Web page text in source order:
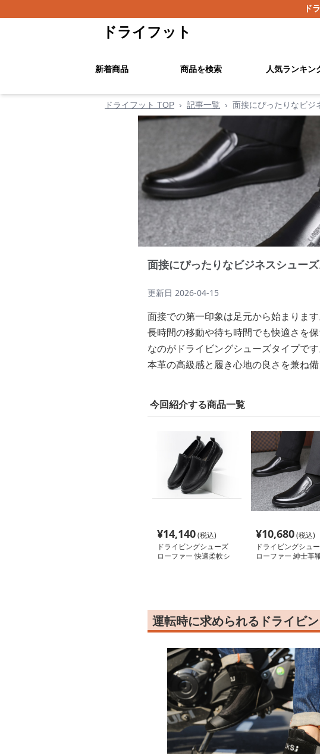
ド
ドライフット
新着商品 商品を検索 人気ランキン
ドライフット TOP › 記事一覧 › 面接にぴったりなビジ
面接にぴったりなビジネスシュー
更新日 2026-04-15
面接での第一印象は足元から始まります
長時間の移動や待ち時間でも快適さを
なのがドライビングシューズタイプです
本革の高級感と履き心地の良さを兼ね
今回紹介する商品一覧
¥14,140(税込)
ドライビングシューズ
ローファー 快適柔軟シ
¥10,680(税込)
ドライビングシュ
ローファー 紳士革
運転時に求められるドライビ